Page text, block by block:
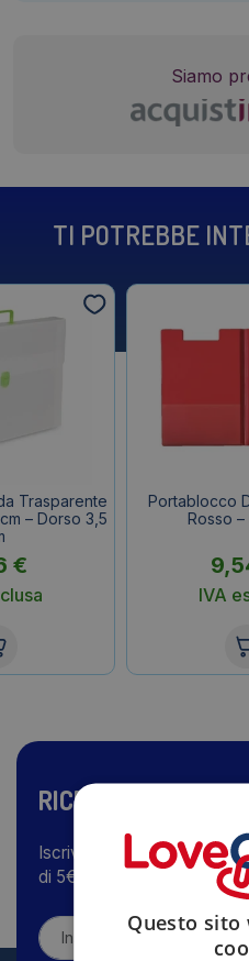
Siamo
TI POTREBBE
Trasparente
– Dorso 3,5
€
Portablocco
Rosso
IVA
RICEVI LE NOSTRE
Iscriviti alla nostra
di 5€
Questo sito